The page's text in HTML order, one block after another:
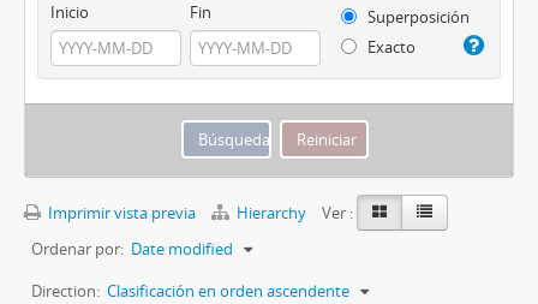
Inicio Fin
Superposición
Exacto
Imprimir vista previa Hierarchy
Ver :
Ordenar por: Date modified
Direction: Clasificación en orden ascendente